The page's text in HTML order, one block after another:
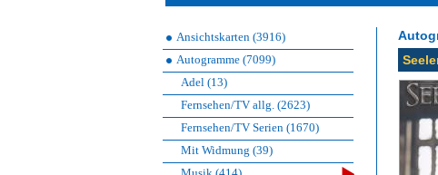
Ansichtskarten (3916)
Autogramme (7099)
Adel (13)
Fernsehen/TV allg. (2623)
Fernsehen/TV Serien (1670)
Mit Widmung (39)